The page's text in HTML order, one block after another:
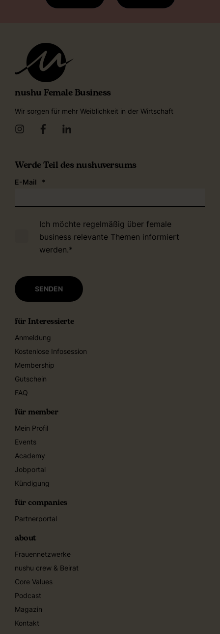
nushu Female Business
Wir sorgen für mehr Weiblichkeit in der Wirtschaft
Werde Teil des nushuversums
E-Mail *
Ich möchte regelmäßig über female
business relevante Themen informiert
werden.*
für Interessierte
Anmeldung
Kostenlose Infosession
Membership
Gutschein
FAQ
für member
Mein Profil
Events
Academy
Jobportal
Kündigung
für companies
Partnerportal
about
Frauennetzwerke
nushu crew & Beirat
Core Values
Podcast
Magazin
Kontakt